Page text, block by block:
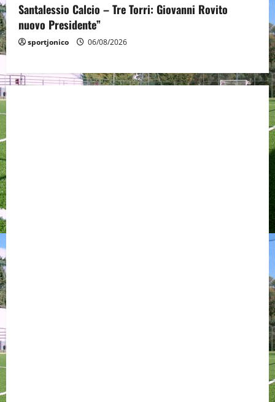
Santalessio Calcio – Tre Torri: Giovanni Rovito
nuovo Presidente”
sportjonico 06/08/2026